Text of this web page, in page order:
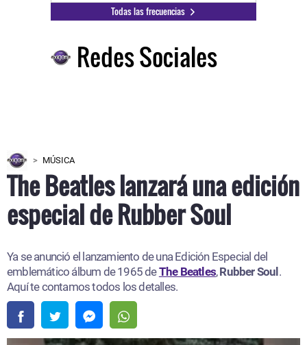
Todas las frecuencias
Redes Sociales
MÚSICA
The Beatles lanzará una edición
especial de Rubber Soul
Ya se anunció el lanzamiento de una Edición Especial del
emblemático álbum de 1965 deThe Beatles,Rubber Soul.
Aquí te contamos todos los detalles.